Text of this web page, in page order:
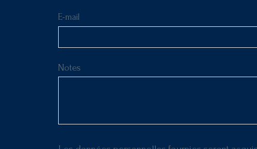
E-mail
Notes